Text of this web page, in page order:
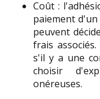
Coût :
paiement
peuvent
frais
s'il y a une
choisir
onéreuses.